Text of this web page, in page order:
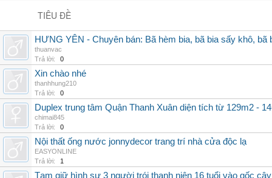
TIÊU ĐỀ
HƯNG YÊN - Chuyên bán: Bã hèm bia, bã bia sấy khô, bã
thuanvac
Trả lời:
0
Xin chào nhé
thanhhung210
Trả lời:
0
Duplex trung tâm Quận Thanh Xuân diện tích từ 129m2 -
chimai845
Trả lời:
0
Nội thất ống nước jonnydecor trang trí nhà cửa độc lạ
EASYONLINE
Trả lời:
1
Tạm giữ hình sự 3 người trói thanh niên 16 tuổi vào gốc cây